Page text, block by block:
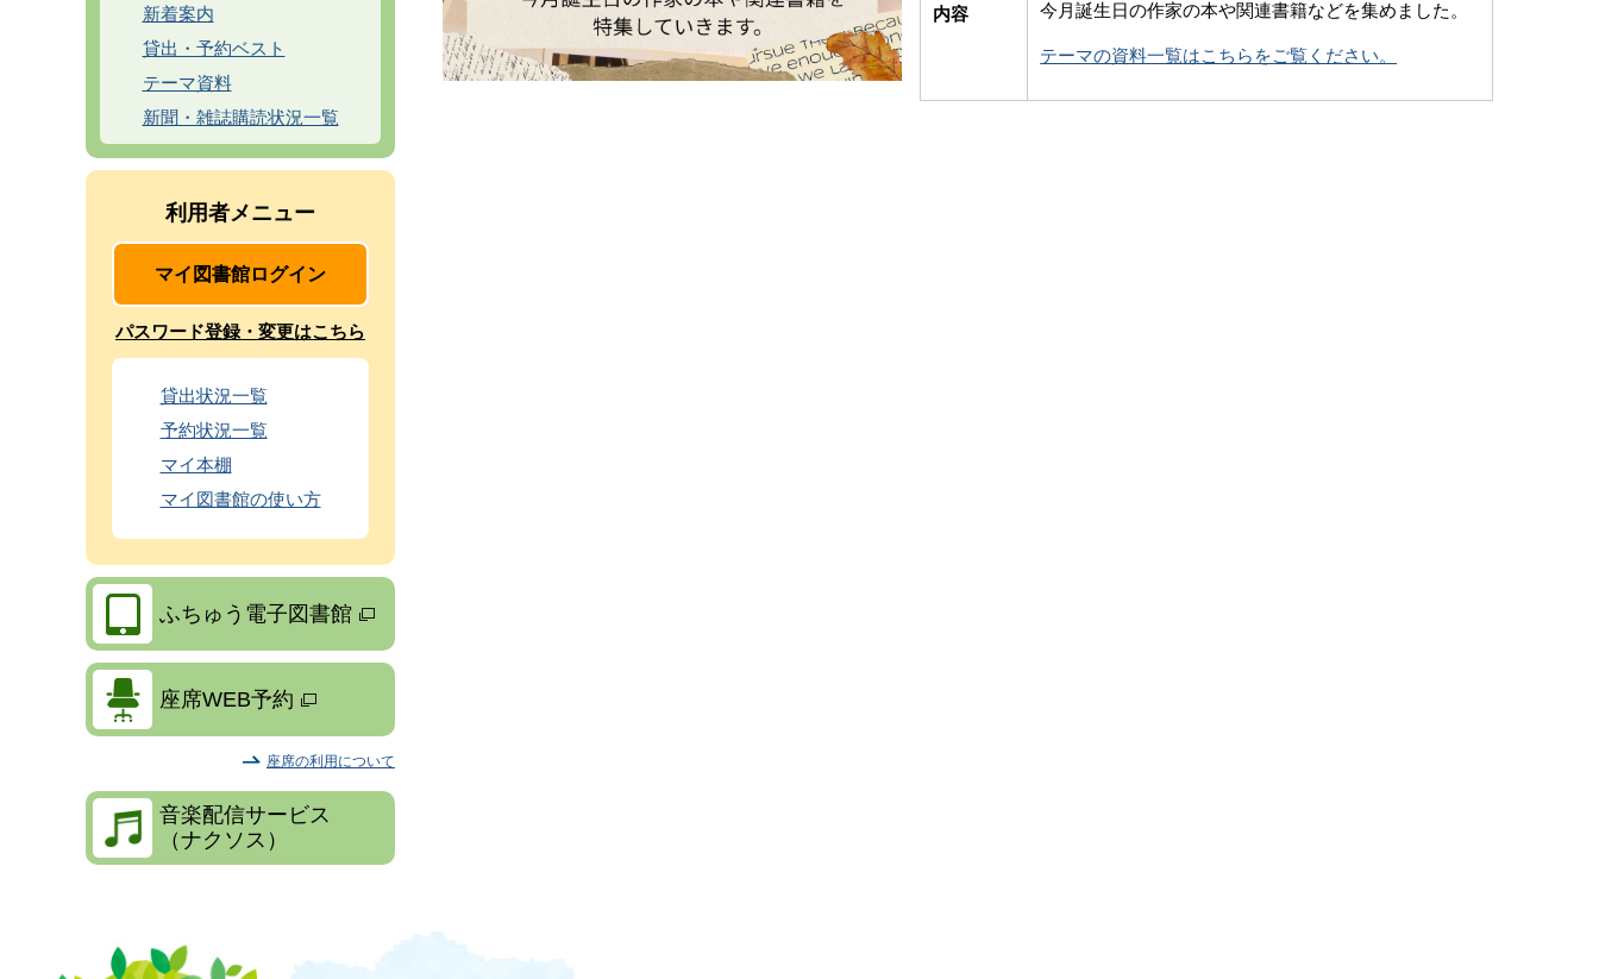
新着案内
貸出・予約ベスト
テーマ資料
新聞・雑誌購読状況一覧
利用者メニュー
マイ図書館ログイン
パスワード登録・変更はこちら
貸出状況一覧
予約状況一覧
マイ本棚
マイ図書館の使い方
ふちゅう電子図書館
座席WEB予約
座席の利用について
音楽配信サービス
（ナクソス）
内容
今月誕生日の作家の本や関連書籍などを集めました。
テーマの資料一覧はこちらをご覧ください。